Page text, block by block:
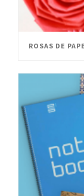
ROSAS DE